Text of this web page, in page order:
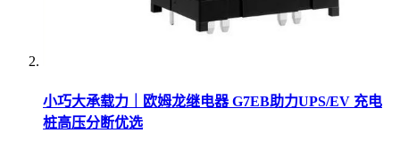
小巧大承载力｜欧姆龙继电器 G7EB助力UPS/EV 充电
桩高压分断优选